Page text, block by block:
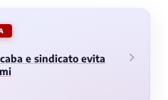
e sindicato evita